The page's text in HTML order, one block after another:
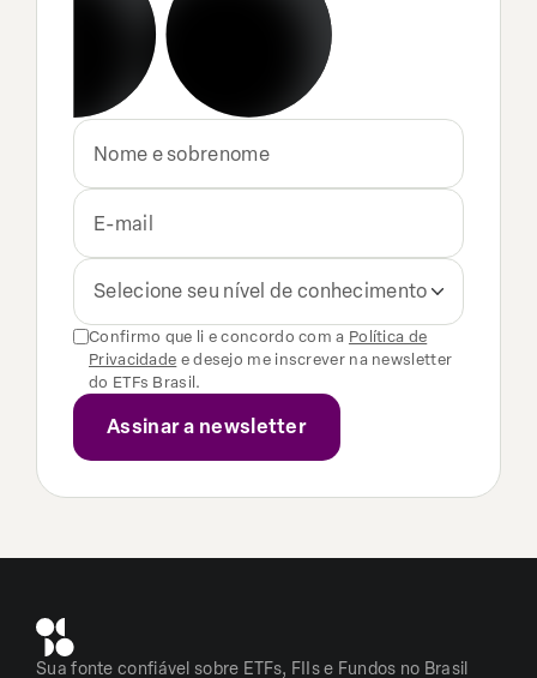
Selecione seu nível de conhecimento
Confirmo que li e concordo com a Política de
Privacidade e desejo me inscrever na newsletter
do ETFs Brasil.
Sua fonte confiável sobre ETFs, FIIs e Fundos no Brasil